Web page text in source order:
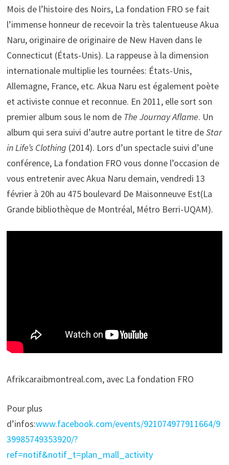
Mois de l’histoire des Noirs, La fondation FRO se fait
l’immense honneur de recevoir la très talentueuse Akua
Naru, originaire de originaire de New Haven dans le
Connecticut (États-Unis). La rappeuse à la dimension
internationale multiplie les tournées: États-Unis,
Allemagne, France, etc. Akua Naru est également poète
et activiste connue et reconnue. En 2011, elle sort son
premier album sous le nom de The Journay Aflame. Un
album qui sera suivi d’autre autre portant le titre deStar
in Life’s Clothing (2014). Lors d’un spectacle suivi d’une
conférence, La fondation FRO vous donne l’occasion de
vous entretenir avec Akua Naru demain, vendredi 13
février à 20h au 475 boulevard De Maisonneuve Est(La
Grande bibliothèque de Montréal, Métro Berri-UQAM).
Afrikcaraibmontreal.com, avec La fondation FRO
Pour plus
d’infos:www.facebook.com/events/921074977911664/9
39985749353920/?
ref=notif&notif_t=plan_mall_activity